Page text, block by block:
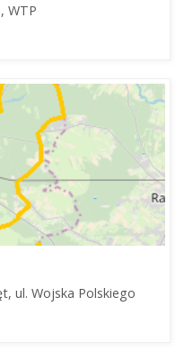
WTP
ul. Wojska Polskiego